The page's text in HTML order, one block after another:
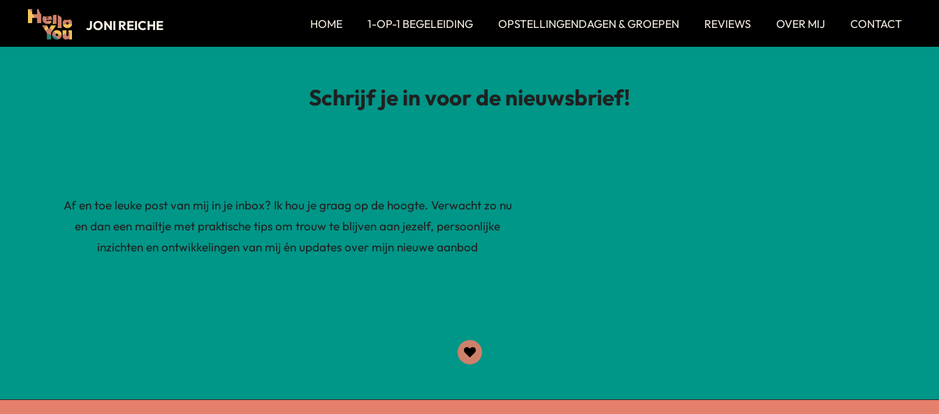
JONI REICHE HOME 1-OP-1 BEGELEIDING OPSTELLINGENDAGEN & GROEPEN REVIEWS OVER MIJ CONTACT
Schrijf je in voor de nieuwsbrief!
Af en toe leuke post van mij in je inbox? Ik hou je graag op de hoogte. Verwacht zo nu
en dan een mailtje met praktische tips om trouw te blijven aan jezelf, persoonlijke
inzichten en ontwikkelingen van mij én updates over mijn nieuwe aanbod